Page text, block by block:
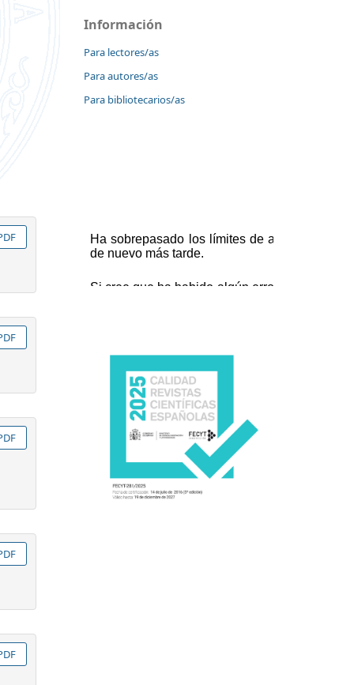
Información
Para lectores/as
Para autores/as
Para bibliotecarios/as